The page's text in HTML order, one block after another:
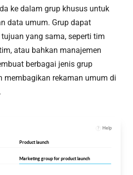
ke dalam grup khusus untuk
data umum. Grup dapat
yang sama, seperti tim
atau bahkan manajemen
berbagai jenis grup
membagikan rekaman umum di